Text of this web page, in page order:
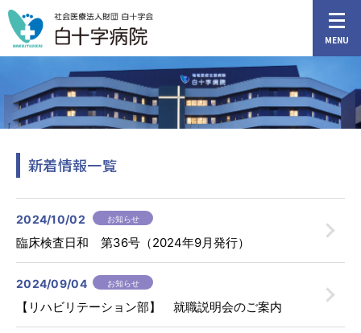
MENU
HOME
ご来院の方へ
新着情報一覧
2024/10/02 お知らせ
臨床検査日和 第36号（2024年9月発行）
2024/09/04 お知らせ
【リハビリテーション部】 就職説明会のご案内